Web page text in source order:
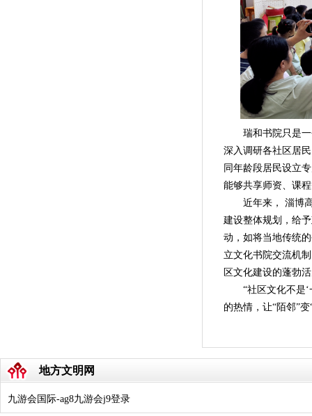
瑞和书院只是一
深入调研各社区居
同年龄段居民设立
能够共享师资、课
近年来， 淄博高
建设整体规划，给
动，如将当地传统
立文化书院交流机
区文化建设的蓬勃
“社区文化不是
的热情，让“陌邻”
地方文明网
九游会国际-ag8九游会j9登录